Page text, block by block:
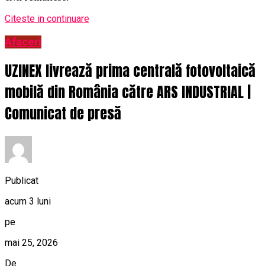
Citeste in continuare
Afaceri
UZINEX livrează prima centrală fotovoltaică
mobilă din România către ARS INDUSTRIAL |
Comunicat de presă
Publicat
acum 3 luni
pe
mai 25, 2026
De